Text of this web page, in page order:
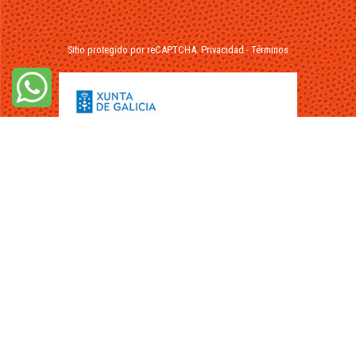
Sitio protegido por reCAPTCHA.Privacidad-Términos